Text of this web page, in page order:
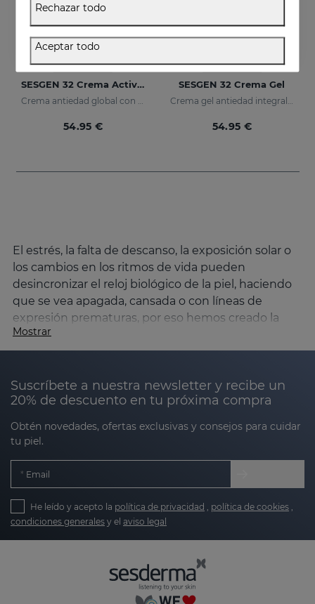
SESGEN 32 Crema Activadora Celular
Crema antiedad global con activos avanzados
54.95 €
SESGEN 32 Crema Gel
Crema gel antiedad integral con activos avanzados
54.95 €
El estrés, la falta de descanso, la exposición solar o
los cambios en los ritmos de vida pueden
desincronizar el reloj biológico de la piel, haciendo
que se vea apagada, cansada o con líneas de
expresión prematuras, por eso hemos creado la
línea SESGEN 32.
indicada?
Basada en lacronocosméticay en la activación de
ritmos circadianos, SESGEN 32 está especialmente
indicada para
del envejecimiento
pieles que empiezan a notar:
Primeras arrugas y líneas de expresión.
Falta de luminosidad o aspecto cansado.
Pérdida de firmeza y elasticidad.
Mostrar
Suscríbete a nuestra newsletter y recibe un
20% de descuento en tu próxima compra
Obtén novedades, ofertas exclusivas y consejos para cuidar
tu piel.
Email
He leído y acepto la política de privacidad , política de cookies ,
condiciones generales y el aviso legal
Rechazar todo
Aceptar todo